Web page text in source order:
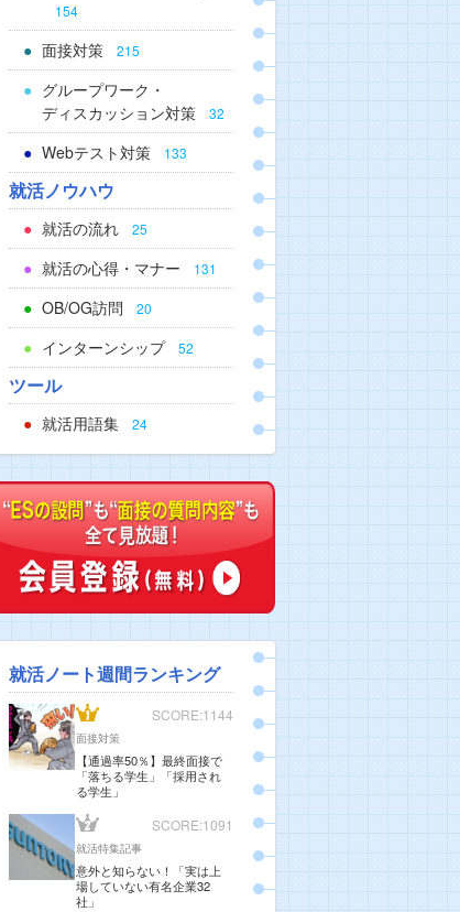
154
面接対策 215
グループワーク・
ディスカッション対策
32
Webテスト対策 133
就活ノウハウ
就活の流れ 25
就活の心得・マナー 131
OB/OG訪問 20
インターンシップ 52
ツール
就活用語集 24
就活ノート週間ランキング
SCORE:1144
面接対策
【通過率50％】最終面接で
「落ちる学生」「採用され
る学生」
SCORE:1091
就活特集記事
意外と知らない！「実は上
場していない有名企業32
社」